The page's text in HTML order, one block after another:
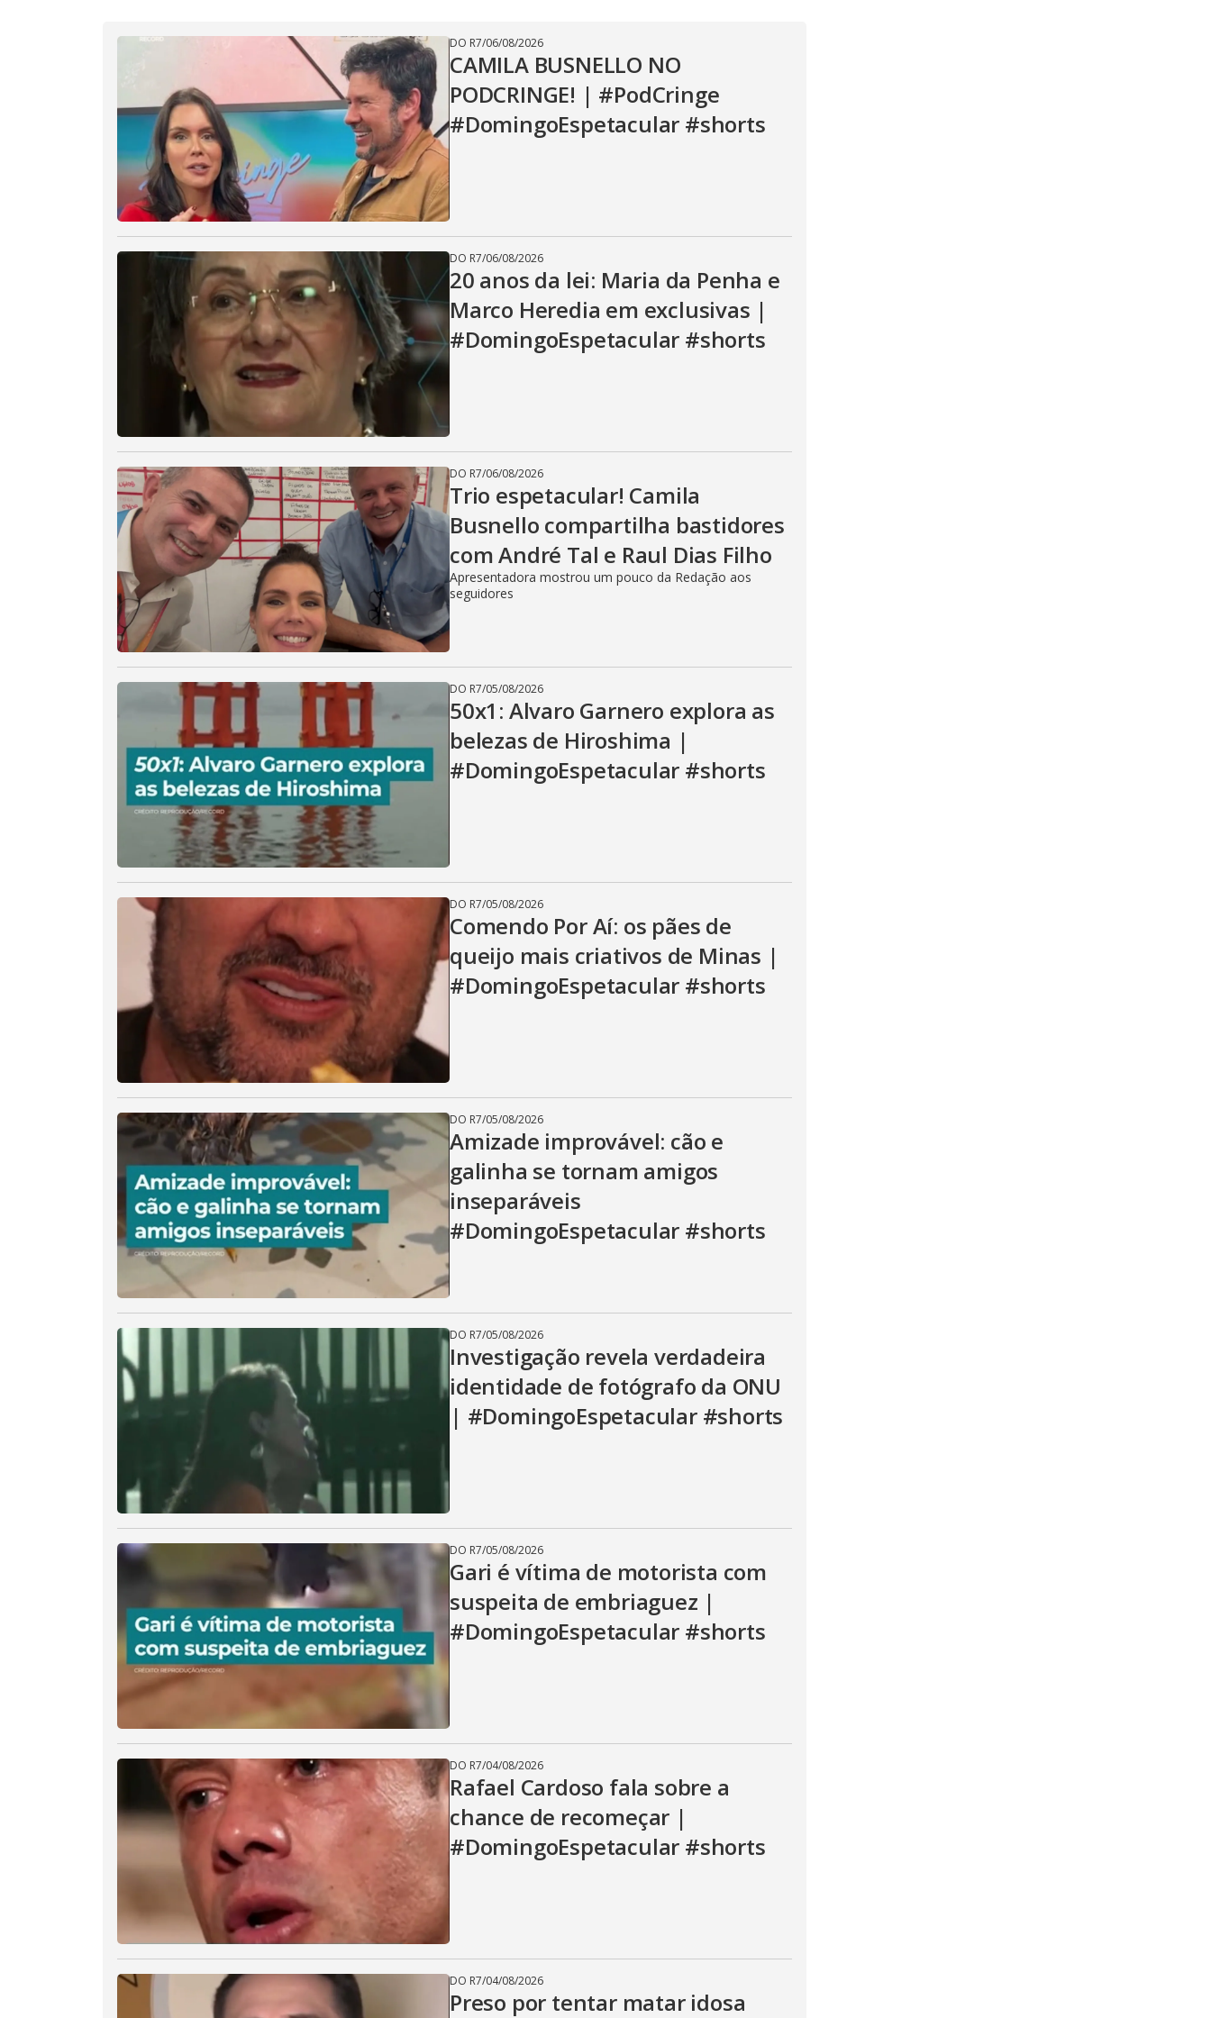
V
i
d
e
o
DO R7/06/08/2026
CAMILA BUSNELLO NO
PODCRINGE! | #PodCringe
#DomingoEspetacular #shorts
DO R7/06/08/2026
20 anos da lei: Maria da Penha e
Marco Heredia em exclusivas |
#DomingoEspetacular #shorts
DO R7/06/08/2026
Trio espetacular! Camila
Busnello compartilha bastidores
com André Tal e Raul Dias Filho
Apresentadora mostrou um pouco da Redação aos
seguidores
DO R7/05/08/2026
50x1: Alvaro Garnero explora as
belezas de Hiroshima |
#DomingoEspetacular #shorts
DO R7/05/08/2026
Comendo Por Aí: os pães de
queijo mais criativos de Minas |
#DomingoEspetacular #shorts
DO R7/05/08/2026
Amizade improvável: cão e
galinha se tornam amigos
inseparáveis
#DomingoEspetacular #shorts
DO R7/05/08/2026
Investigação revela verdadeira
identidade de fotógrafo da ONU
| #DomingoEspetacular #shorts
DO R7/05/08/2026
Gari é vítima de motorista com
suspeita de embriaguez |
#DomingoEspetacular #shorts
DO R7/04/08/2026
Rafael Cardoso fala sobre a
chance de recomeçar |
#DomingoEspetacular #shorts
DO R7/04/08/2026
Preso por tentar matar idosa